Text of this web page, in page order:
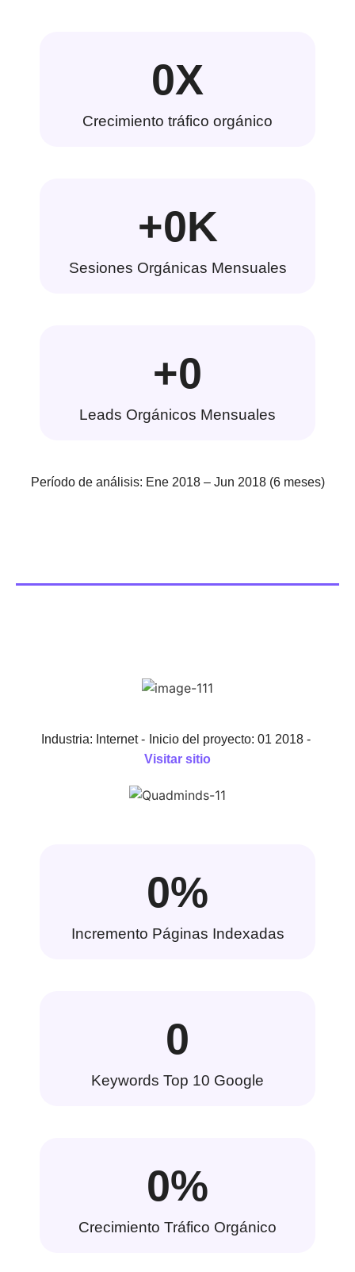
Crecimiento tráfico orgánico
0X
Sesiones Orgánicas Mensuales
+0K
Leads Orgánicos Mensuales
+0
Período de análisis: Ene 2018 – Jun 2018 (6 meses)
Industria: Internet -
Inicio del proyecto: 01 2018 -
Visitar sitio
Incremento Páginas Indexadas
0%
Keywords Top 10 Google
0
Crecimiento Tráfico Orgánico
0%